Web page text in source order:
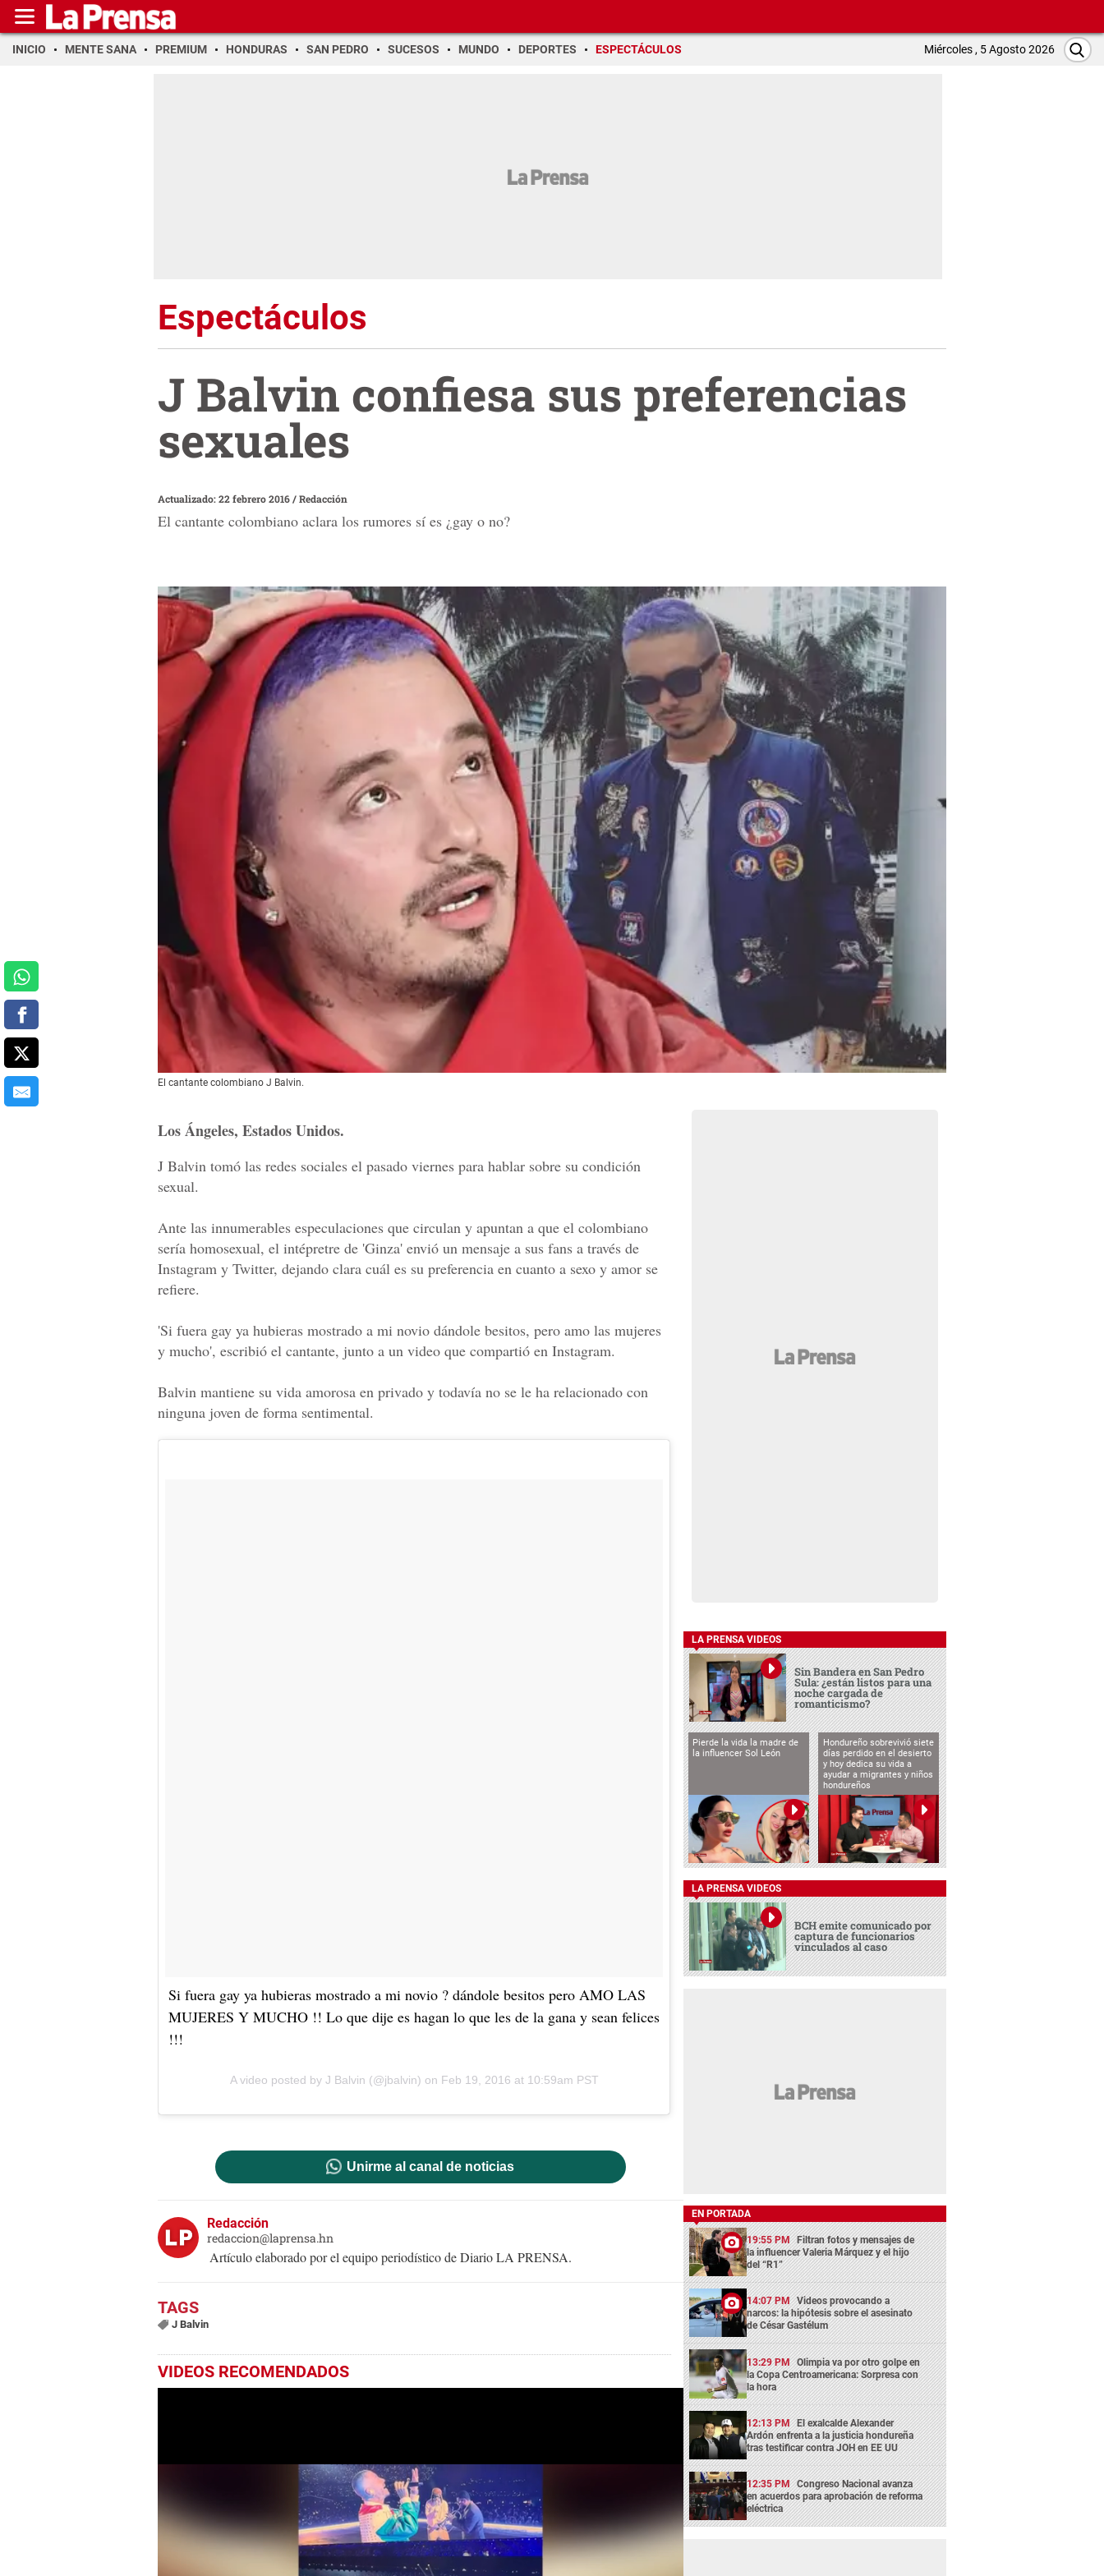
INICIO MENTE SANA PREMIUM HONDURAS SAN PEDRO SUCESOS MUNDO DEPORTES ESPECTÁCULOS Miércoles , 5 Agosto 2026
Espectáculos
J Balvin confiesa sus preferencias
sexuales
Actualizado: 22 febrero 2016/Redacción
El cantante colombiano aclara los rumores sí es ¿gay o no?
El cantante colombiano J Balvin.
Los Ángeles, Estados Unidos.
J Balvin tomó las redes sociales el pasado viernes para hablar sobre su condición
sexual.
Ante las innumerables especulaciones que circulan y apuntan a que el colombiano
sería homosexual, el intépretre de 'Ginza' envió un mensaje a sus fans a través de
Instagram y Twitter, dejando clara cuál es su preferencia en cuanto a sexo y amor se
refiere.
'Si fuera gay ya hubieras mostrado a mi novio dándole besitos, pero amo las mujeres
y mucho', escribió el cantante, junto a un video que compartió en Instagram.
Balvin mantiene su vida amorosa en privado y todavía no se le ha relacionado con
ninguna joven de forma sentimental.
Si fuera gay ya hubieras mostrado a mi novio ? dándole besitos pero AMO LAS
MUJERES Y MUCHO !! Lo que dije es hagan lo que les de la gana y sean felices
!!!
A video posted by J Balvin (@jbalvin) on Feb 19, 2016 at 10:59am PST
Unirme al canal de noticias
Redacción
redaccion@laprensa.hn
Artículo elaborado por el equipo periodístico de Diario LA PRENSA.
J Balvin
VIDEOS RECOMENDADOS
LA PRENSA VIDEOS
Sin Bandera en San Pedro
Sula: ¿están listos para una
noche cargada de
romanticismo?
Pierde la vida la madre de
la influencer Sol León
Hondureño sobrevivió siete
días perdido en el desierto
y hoy dedica su vida a
ayudar a migrantes y niños
hondureños
LA PRENSA VIDEOS
BCH emite comunicado por
captura de funcionarios
vinculados al caso
EN PORTADA
19:55 PM Filtran fotos y mensajes de
la influencer Valeria Márquez y el hijo
del “R1”
14:07 PM Videos provocando a
narcos: la hipótesis sobre el asesinato
de César Gastélum
13:29 PM Olimpia va por otro golpe en
la Copa Centroamericana: Sorpresa con
la hora
12:13 PM El exalcalde Alexander
Ardón enfrenta a la justicia hondureña
tras testificar contra JOH en EE UU
12:35 PM Congreso Nacional avanza
en acuerdos para aprobación de reforma
eléctrica